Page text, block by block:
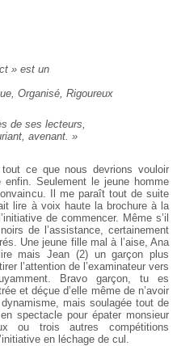
» est un
Organisé, Rigoureux
de ses lecteurs,
avenant. »
tout ce que nous devrions vouloir
Seulement le jeune homme
Il me paraît tout de suite
lire à voix haute la brochure à la
de commencer. Même s’il
de l’assistance, certainement
Une jeune fille mal à l’aise, Ana
mais Jean (2) un garçon plus
l’attention de l’examinateur vers
Bravo garçon, tu es
et déçue d’elle même de n’avoir
mais soulagée tout de
spectacle pour épater monsieur
ou trois autres compétitions
en léchage de cul.